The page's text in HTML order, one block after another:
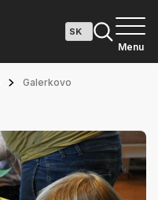
Menu
Galerkovo